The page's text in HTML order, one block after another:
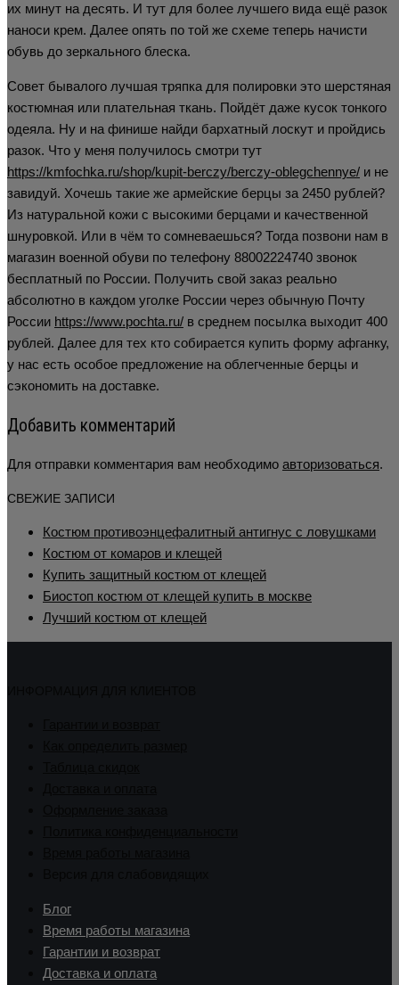
их минут на десять. И тут для более лучшего вида ещё разок
наноси крем. Далее опять по той же схеме теперь начисти
обувь до зеркального блеска.
Совет бывалого лучшая тряпка для полировки это шерстяная
костюмная или плательная ткань. Пойдёт даже кусок тонкого
одеяла. Ну и на финише найди бархатный лоскут и пройдись
разок. Что у меня получилось смотри тут
https://kmfochka.ru/shop/kupit-berczy/berczy-oblegchennye/ и не
завидуй. Хочешь такие же армейские берцы за 2450 рублей?
Из натуральной кожи с высокими берцами и качественной
шнуровкой. Или в чём то сомневаешься? Тогда позвони нам в
магазин военной обуви по телефону 88002224740 звонок
бесплатный по России. Получить свой заказ реально
абсолютно в каждом уголке России через обычную Почту
России https://www.pochta.ru/ в среднем посылка выходит 400
рублей. Далее для тех кто собирается купить форму афганку,
у нас есть особое предложение на облегченные берцы и
сэкономить на доставке.
Добавить комментарий
Для отправки комментария вам необходимо авторизоваться.
СВЕЖИЕ ЗАПИСИ
Костюм противоэнцефалитный антигнус с ловушками
Костюм от комаров и клещей
Купить защитный костюм от клещей
Биостоп костюм от клещей купить в москве
Лучший костюм от клещей
Блог
Время работы магазина
Гарантии и возврат
Доставка и оплата